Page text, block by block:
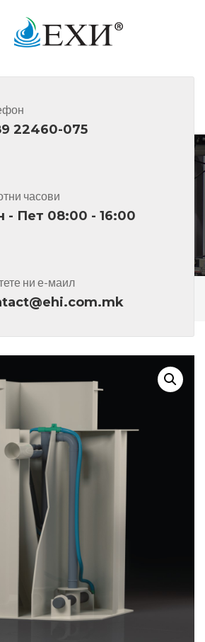
22460-075
часови
- Пет 08:00 - 16:00
ни е-маил
K O/SN 3 – 25
BP ASP K O/SN 3 – 25